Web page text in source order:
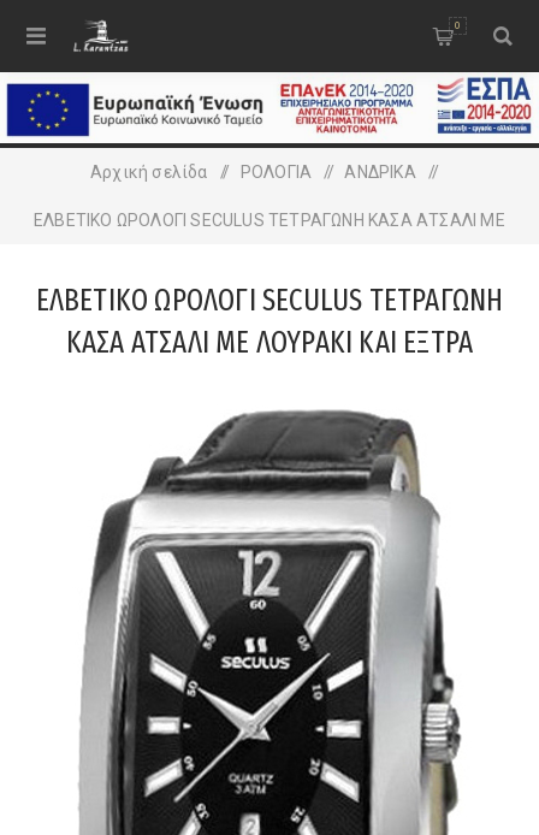
0
Αρχική σελίδα / ΡΟΛΟΓΙΑ / ΑΝΔΡΙΚA /
ΕΛΒΕΤΙΚΟ ΩΡΟΛΟΓΙ SECULUS ΤΕΤΡΑΓΩΝΗ ΚΑΣΑ ΑΤΣΑΛΙ ΜΕ
ΕΛΒΕΤΙΚΟ ΩΡΟΛΟΓΙ SECULUS ΤΕΤΡΑΓΩΝΗ
ΚΑΣΑ ΑΤΣΑΛΙ ΜΕ ΛΟΥΡΑΚΙ ΚΑΙ ΕΞΤΡΑ